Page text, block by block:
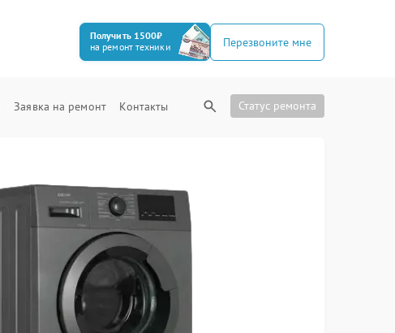
Получить 1500₽
на ремонт техники
Перезвоните мне
Заявка на ремонт Контакты Статус ремонта